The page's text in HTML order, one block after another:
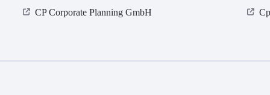
CP Corporate Planning GmbH